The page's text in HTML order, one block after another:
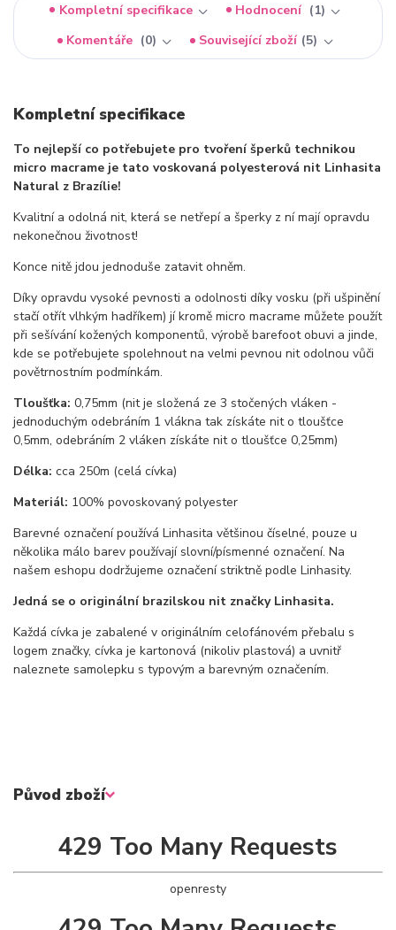
Kompletní specifikace Hodnocení
1
Komentáře
0 Související zboží 5
Kompletní specifikace
To nejlepší co potřebujete pro tvoření šperků technikou
micro macrame je tato voskovaná polyesterová nit Linhasita
Natural z Brazílie!
Kvalitní a odolná nit, která se netřepí a šperky z ní mají opravdu
nekonečnou životnost!
Konce nitě jdou jednoduše zatavit ohněm.
Díky opravdu vysoké pevnosti a odolnosti díky vosku (při ušpinění
stačí otřít vlhkým hadříkem) jí kromě micro macrame můžete použít
při sešívání kožených komponentů, výrobě barefoot obuvi a jinde,
kde se potřebujete spolehnout na velmi pevnou nit odolnou vůči
povětrnostním podmínkám.
Tloušťka: 0,75mm (nit je složená ze 3 stočených vláken -
jednoduchým odebráním 1 vlákna tak získáte nit o tloušťce
0,5mm, odebráním 2 vláken získáte nit o tloušťce 0,25mm)
Délka: cca 250m (celá cívka)
Materiál: 100% povoskovaný polyester
Barevné označení používá Linhasita většinou číselné, pouze u
několika málo barev používají slovní/písmenné označení. Na
našem eshopu dodržujeme označení striktně podle Linhasity.
Jedná se o originální brazilskou nit značky Linhasita.
Každá cívka je zabalené v originálním celofánovém přebalu s
logem značky, cívka je kartonová (nikoliv plastová) a uvnitř
naleznete samolepku s typovým a barevným označením.
Původ zboží
429 Too Many Requests
openresty